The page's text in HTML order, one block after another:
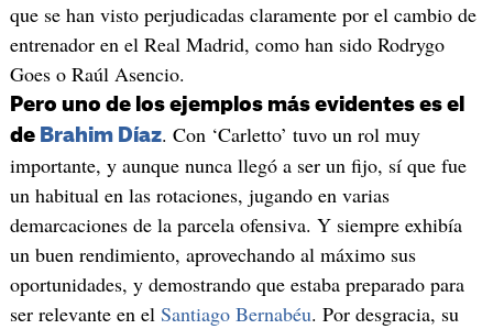
que se han visto perjudicadas claramente por el cambio de
entrenador en el Real Madrid, como han sido Rodrygo
Goes o Raúl Asencio.
Pero uno de los ejemplos más evidentes es el
de Brahim Díaz. Con ‘Carletto’ tuvo un rol muy
importante, y aunque nunca llegó a ser un fijo, sí que fue
un habitual en las rotaciones, jugando en varias
demarcaciones de la parcela ofensiva. Y siempre exhibía
un buen rendimiento, aprovechando al máximo sus
oportunidades, y demostrando que estaba preparado para
ser relevante en el Santiago Bernabéu. Por desgracia, su